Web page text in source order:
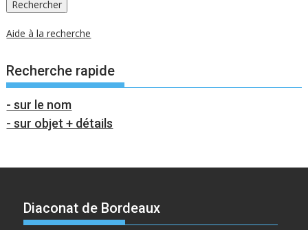
Aide à la recherche
Recherche rapide
- sur le nom
- sur objet + détails
Diaconat de Bordeaux